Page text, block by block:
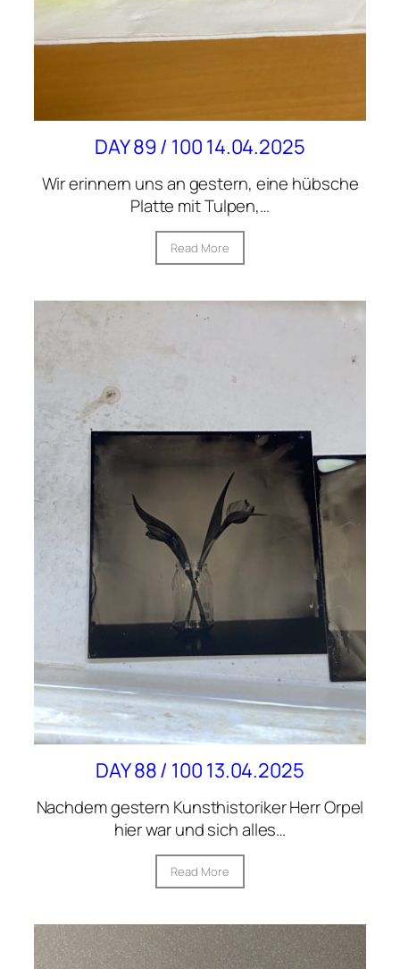
DAY 89 / 100 14.04.2025
Wir erinnern uns an gestern, eine hübsche
Platte mit Tulpen,…
Read More
DAY 88 / 100 13.04.2025
Nachdem gestern Kunsthistoriker Herr Orpel
hier war und sich alles…
Read More